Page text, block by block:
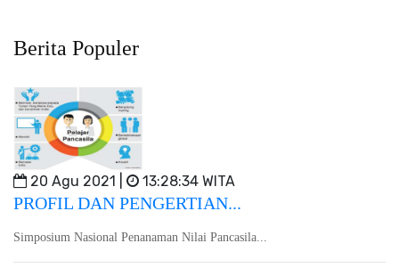
Berita Populer
20 Agu 2021 | 13:28:34 WITA
PROFIL DAN PENGERTIAN...
Simposium Nasional Penanaman Nilai Pancasila...